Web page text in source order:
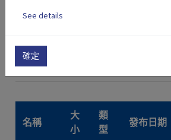
XH13
名稱
大
小
類
型
發布日期
See details
確定